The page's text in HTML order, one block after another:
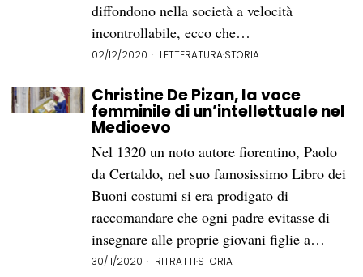
diffondono nella società a velocità
incontrollabile, ecco che…
02/12/2020 LETTERATURA·STORIA
Christine De Pizan, la voce
femminile di un’intellettuale nel
Medioevo
Nel 1320 un noto autore fiorentino, Paolo
da Certaldo, nel suo famosissimo Libro dei
Buoni costumi si era prodigato di
raccomandare che ogni padre evitasse di
insegnare alle proprie giovani figlie a…
30/11/2020 RITRATTI·STORIA